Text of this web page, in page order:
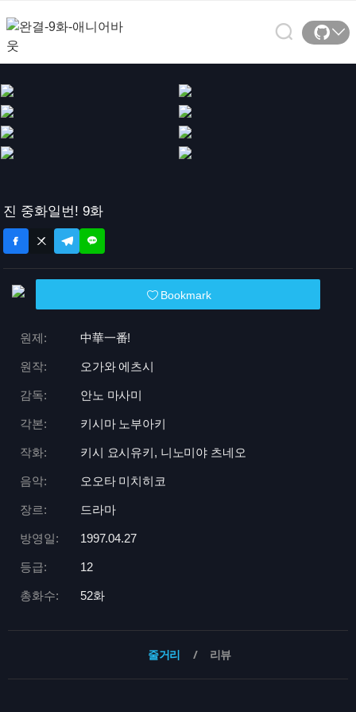
진 중화일번! 9화
Bookmark
원제: 中華一番!
원작: 오가와 에츠시
감독: 안노 마사미
각본: 키시마 노부아키
작화: 키시 요시유키, 니노미야 츠네오
음악: 오오타 미치히코
장르: 드라마
방영일: 1997.04.27
등급: 12
총화수: 52화
줄거리 리뷰